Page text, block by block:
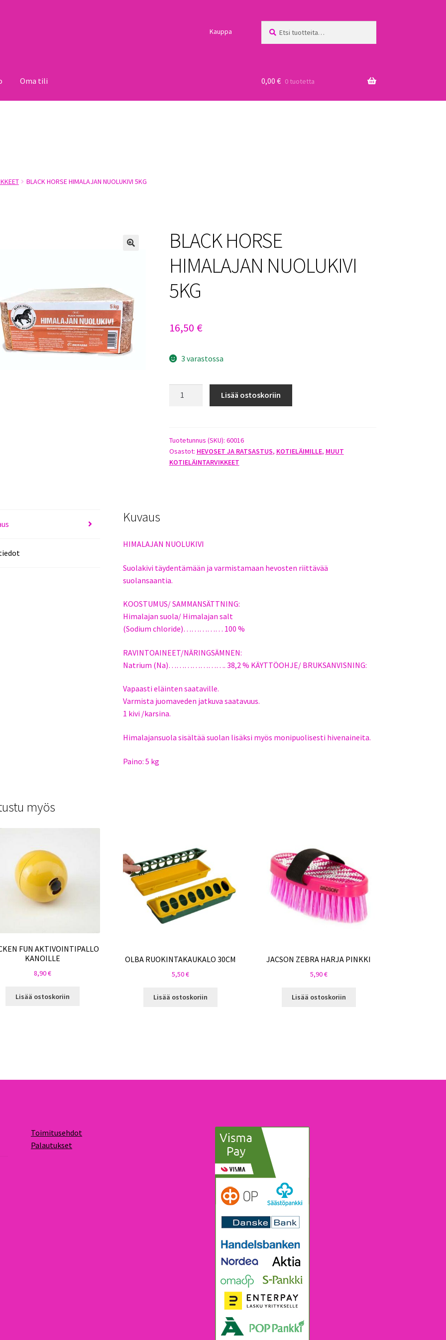
Kauppa
Oma tili 0,00 € 0 tuotetta
BLACK HORSE HIMALAJAN NUOLUKIVI 5KG
BLACK HORSE
HIMALAJAN NUOLUKIVI
5KG
16,50 €
3 varastossa
5KG
määrä
Lisää ostoskoriin
Tuotetunnus (SKU): 60016
Osastot: HEVOSET JA RATSASTUS, KOTIELÄIMILLE, MUUT
KOTIELÄINTARVIKKEET
Kuvaus
HIMALAJAN NUOLUKIVI
Suolakivi täydentämään ja varmistamaan hevosten riittävää
suolansaantia.
KOOSTUMUS/ SAMMANSÄTTNING:
Himalajan suola/ Himalajan salt
(Sodium chloride)…………… 100 %
RAVINTOAINEET/NÄRINGSÄMNEN:
Natrium (Na)…………………. 38,2 % KÄYTTÖOHJE/ BRUKSANVISNING:
Vapaasti eläinten saataville.
Varmista juomaveden jatkuva saatavuus.
1 kivi /karsina.
Himalajansuola sisältää suolan lisäksi myös monipuolisesti hivenaineita.
Paino: 5 kg
myös
FUN AKTIVOINTIPALLO
KANOILLE
8,90€
Lisää ostoskoriin
OLBA RUOKINTAKAUKALO 30CM
5,50€
Lisää ostoskoriin
JACSON ZEBRA HARJA PINKKI
5,90€
Lisää ostoskoriin
Toimitusehdot
Palautukset